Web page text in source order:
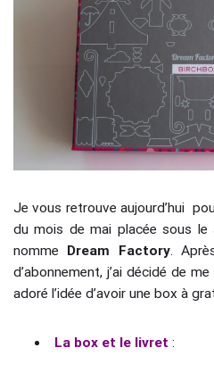
Je vous retrouve aujourd’hui
du mois de mai placée sous le
nomme
Dream Factory.
d’abonnement, j’ai décidé de
adoré l’idée d’avoir une box à
La box et le livret :